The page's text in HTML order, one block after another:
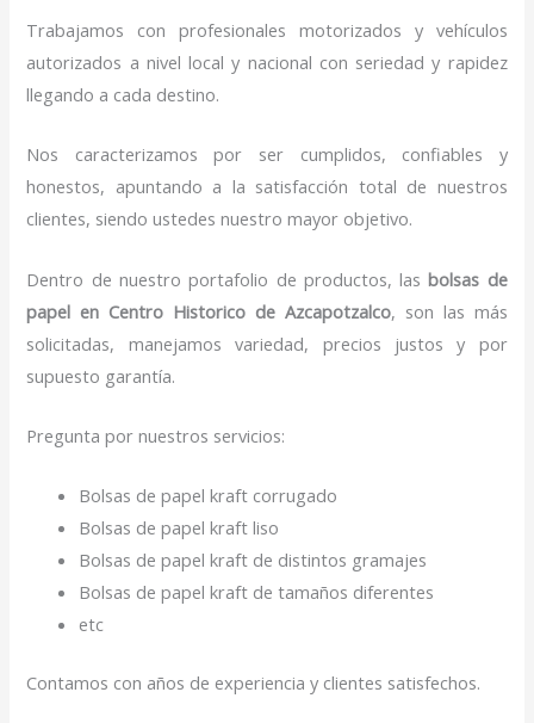
Trabajamos con profesionales motorizados y vehículos
autorizados a nivel local y nacional con seriedad y rapidez
llegando a cada destino.
Nos caracterizamos por ser cumplidos, confiables y
honestos, apuntando a la satisfacción total de nuestros
clientes, siendo ustedes nuestro mayor objetivo.
Dentro de nuestro portafolio de productos, lasbolsas de
papel en Centro Historico de Azcapotzalco, son las más
solicitadas, manejamos variedad, precios justos y por
supuesto garantía.
Pregunta por nuestros servicios:
Bolsas de papel kraft corrugado
Bolsas de papel kraft liso
Bolsas de papel kraft de distintos gramajes
Bolsas de papel kraft de tamaños diferentes
etc
Contamos con años de experiencia y clientes satisfechos.